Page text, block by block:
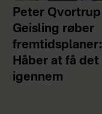
Peter Qvortrup
Geisling røber
fremtidsplaner:
Håber at få det
igennem